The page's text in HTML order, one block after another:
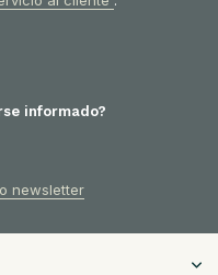
informado?
newsletter